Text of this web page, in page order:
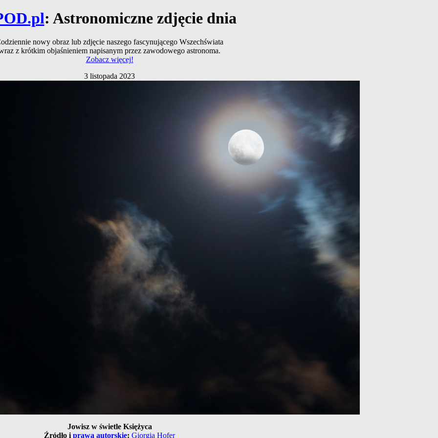
: Astronomiczne zdjęcie dnia
nowy obraz lub zdjęcie naszego fascynującego Wszechświata
z krótkim objaśnieniem napisanym przez zawodowego astronoma.
Zobacz więcej!
3 listopada 2023
Jowisz w świetle Księżyca
Źródło i prawa autorskie: Giorgia Hofer